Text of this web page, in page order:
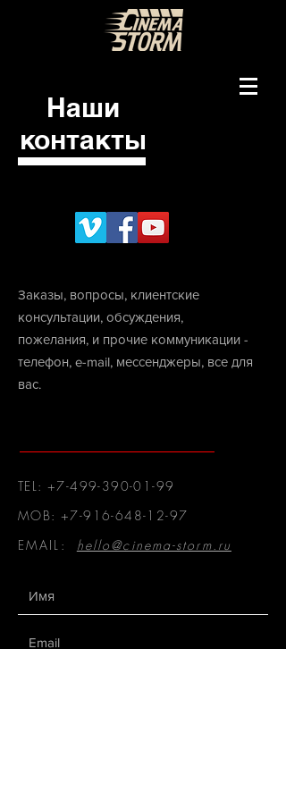
Наши
контакты
Заказы, вопросы, клиентские
консультации, обсуждения,
пожелания, и прочие коммуникации -
телефон, e-mail, мессенджеры, все для
вас.
TEL: +7-499-390-01-99
MOB: +7-916-648-12-97
EMAIL:
hello@cinema-storm.ru